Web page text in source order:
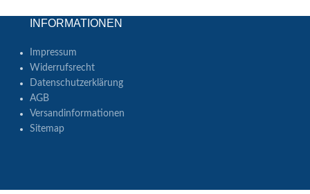
INFORMATIONEN
Impressum
Widerrufsrecht
Datenschutzerklärung
AGB
Versandinformationen
Sitemap